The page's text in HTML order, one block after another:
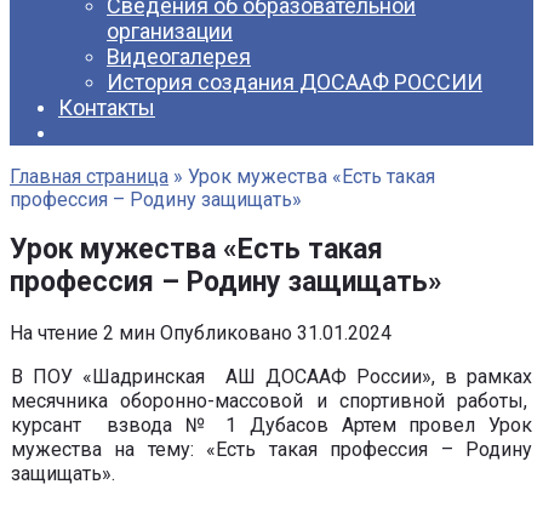
Сведения об образовательной
организации
Видеогалерея
История создания ДОСААФ РОССИИ
Контакты
Главная страница » Урок мужества «Есть такая
профессия – Родину защищать»
Урок мужества «Есть такая
профессия – Родину защищать»
На чтение 2 мин Опубликовано 31.01.2024
В ПОУ «Шадринская АШ ДОСААФ России», в рамках
месячника оборонно-массовой и спортивной работы,
курсант взвода № 1 Дубасов Артем провел Урок
мужества на тему: «Есть такая профессия – Родину
защищать».